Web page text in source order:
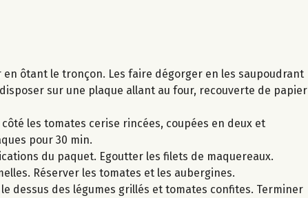
ôtant le tronçon. Les faire dégorger en les saupoudrant
sur une plaque allant au four, recouverte de papier
les tomates cerise rincées, coupées en deux et
pour 30 min.
du paquet. Egoutter les filets de maquereaux.
Réserver les tomates et les aubergines.
dessus des légumes grillés et tomates confites. Terminer